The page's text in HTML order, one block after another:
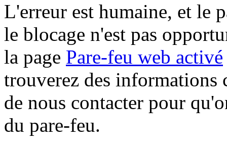
L'erreur est humaine, et le
le blocage n'est pas
la page Pare-feu web activé
trouverez des informations
de nous contacter pour
du pare-feu.